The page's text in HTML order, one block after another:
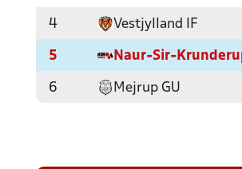
4 Vestjylland IF
5 Naur-Sir-
6 Mejrup GU